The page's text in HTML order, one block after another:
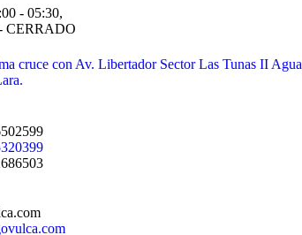
- 05:30,
CERRADO
cruce con Av. Libertador Sector Las Tunas II Agua